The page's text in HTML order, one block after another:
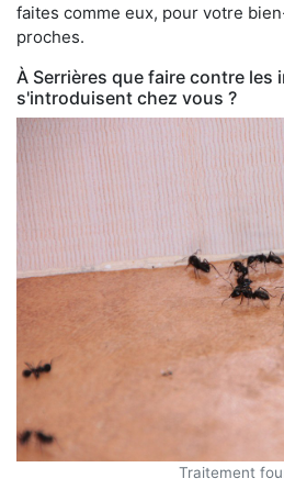
faites comme eux, pour votre
proches.
À Serrières que faire contre les
s'introduisent chez vous ?
Traitement